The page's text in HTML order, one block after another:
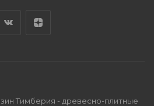
Тимберия - древесно-плитные